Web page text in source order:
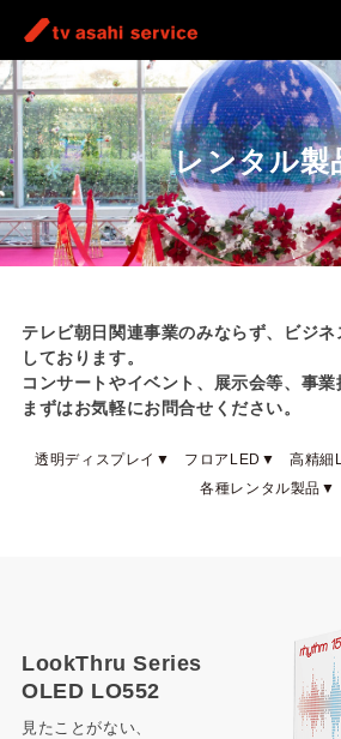
レンタル製
テレビ朝日関連事業のみならず、ビジ
しております。
コンサートやイベント、展示会等、事業
まずはお気軽にお問合せください。
透明ディスプレイ▼ フロアLED▼ 高精
各種レンタル製品▼
LookThru Series
OLED LO552
見たことがない、